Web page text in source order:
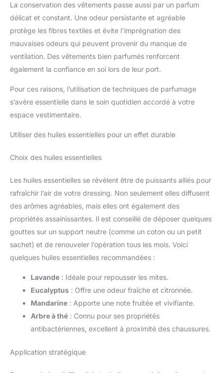
La conservation des vêtements passe aussi par un parfum
délicat et constant. Une odeur persistante et agréable
protège les fibres textiles et évite l’imprégnation des
mauvaises odeurs qui peuvent provenir du manque de
ventilation. Des vêtements bien parfumés renforcent
également la confiance en soi lors de leur port.
Pour ces raisons, l’utilisation de techniques de parfumage
s’avère essentielle dans le soin quotidien accordé à votre
espace vestimentaire.
Utiliser des huiles essentielles pour un effet durable
Choix des huiles essentielles
Les huiles essentielles se révèlent être de puissants alliés pour
rafraîchir l’air de votre dressing. Non seulement elles diffusent
des arômes agréables, mais elles ont également des
propriétés assainissantes. Il est conseillé de déposer quelques
gouttes sur un support neutre (comme un coton ou un petit
sachet) et de renouveler l’opération tous les mois. Voici
quelques huiles essentielles recommandées :
Lavande : Idéale pour repousser les mites.
Eucalyptus : Offre une odeur fraîche et citronnée.
Mandarine : Apporte une note fruitée et vivifiante.
Arbre à thé : Connu pour ses propriétés
antibactériennes, excellent à proximité des chaussures.
Application stratégique